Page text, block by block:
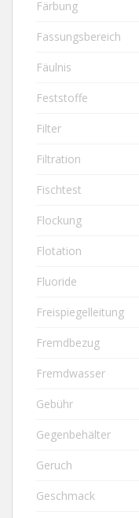
Färbung
Fassungsbereich
Fäulnis
Feststoffe
Filter
Filtration
Fischtest
Flockung
Flotation
Fluoride
Freispiegelleitung
Fremdbezug
Fremdwasser
Gebühr
Gegenbehälter
Geruch
Geschmack